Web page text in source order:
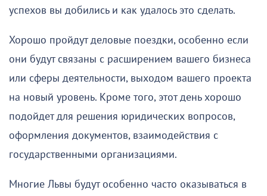
успехов вы добились и как удалось это сделать.
Хорошо пройдут деловые поездки, особенно если
они будут связаны с расширением вашего бизнеса
или сферы деятельности, выходом вашего проекта
на новый уровень. Кроме того, этот день хорошо
подойдет для решения юридических вопросов,
оформления документов, взаимодействия с
государственными организациями.
Многие Львы будут особенно часто оказываться в